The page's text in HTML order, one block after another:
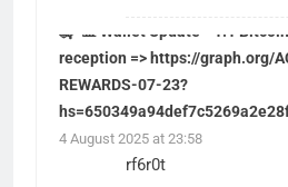
📬 📊 Wallet Update - 1.1
reception => https://graph.org/
REWARDS-07-23?
4 August 2025 at 23:58
rf6r0t